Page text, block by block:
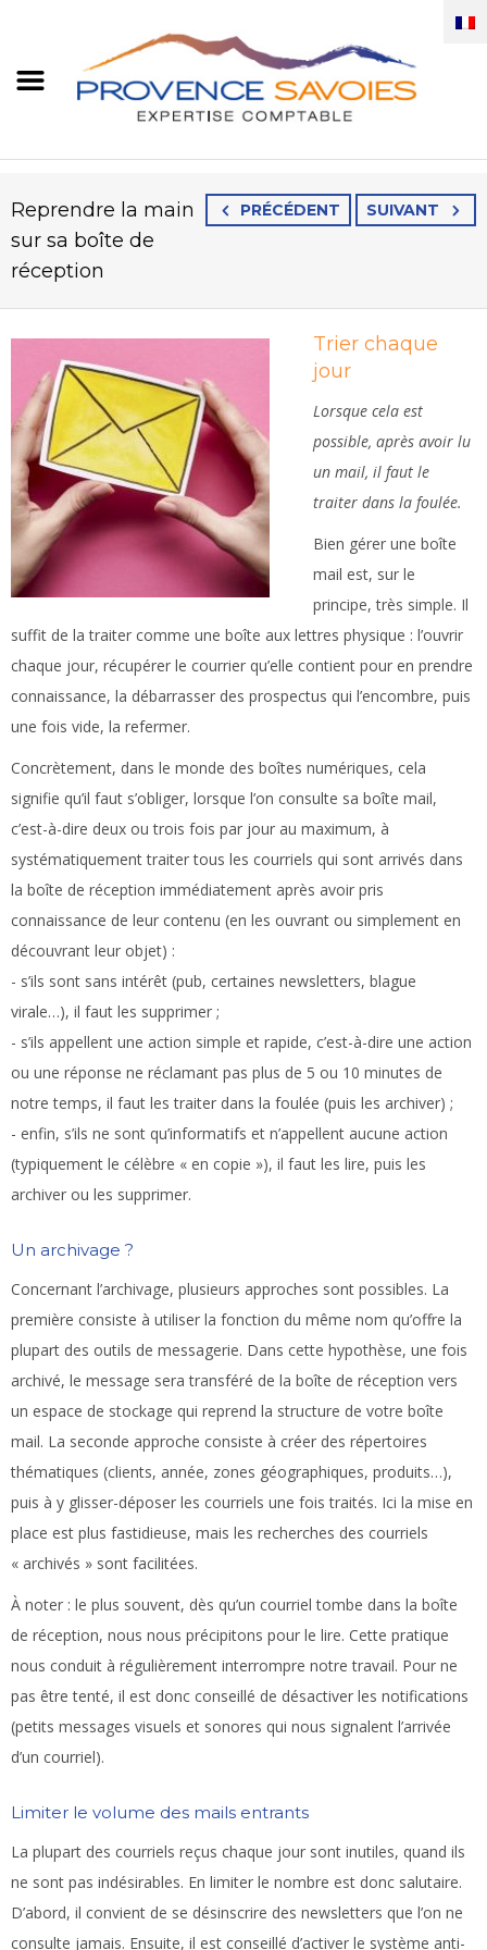
PRÉCÉDENT SUIVANT
Reprendre la main
sur sa boîte de
réception
Trier chaque
jour
Lorsque cela est
possible, après avoir lu
un mail, il faut le
traiter dans la foulée.
Bien gérer une boîte
mail est, sur le
principe, très simple. Il
suffit de la traiter comme une boîte aux lettres physique : l’ouvrir
chaque jour, récupérer le courrier qu’elle contient pour en prendre
connaissance, la débarrasser des prospectus qui l’encombre, puis
une fois vide, la refermer.
Concrètement, dans le monde des boîtes numériques, cela
signifie qu’il faut s’obliger, lorsque l’on consulte sa boîte mail,
c’est-à-dire deux ou trois fois par jour au maximum, à
systématiquement traiter tous les courriels qui sont arrivés dans
la boîte de réception immédiatement après avoir pris
connaissance de leur contenu (en les ouvrant ou simplement en
découvrant leur objet) :
- s’ils sont sans intérêt (pub, certaines newsletters, blague
virale…), il faut les supprimer ;
- s’ils appellent une action simple et rapide, c’est-à-dire une action
ou une réponse ne réclamant pas plus de 5 ou 10 minutes de
notre temps, il faut les traiter dans la foulée (puis les archiver) ;
- enfin, s’ils ne sont qu’informatifs et n’appellent aucune action
(typiquement le célèbre « en copie »), il faut les lire, puis les
archiver ou les supprimer.
Un archivage ?
Concernant l’archivage, plusieurs approches sont possibles. La
première consiste à utiliser la fonction du même nom qu’offre la
plupart des outils de messagerie. Dans cette hypothèse, une fois
archivé, le message sera transféré de la boîte de réception vers
un espace de stockage qui reprend la structure de votre boîte
mail. La seconde approche consiste à créer des répertoires
thématiques (clients, année, zones géographiques, produits…),
puis à y glisser-déposer les courriels une fois traités. Ici la mise en
place est plus fastidieuse, mais les recherches des courriels
« archivés » sont facilitées.
À noter : le plus souvent, dès qu’un courriel tombe dans la boîte
de réception, nous nous précipitons pour le lire. Cette pratique
nous conduit à régulièrement interrompre notre travail. Pour ne
pas être tenté, il est donc conseillé de désactiver les notifications
(petits messages visuels et sonores qui nous signalent l’arrivée
d’un courriel).
Limiter le volume des mails entrants
La plupart des courriels reçus chaque jour sont inutiles, quand ils
ne sont pas indésirables. En limiter le nombre est donc salutaire.
D’abord, il convient de se désinscrire des newsletters que l’on ne
consulte jamais. Ensuite, il est conseillé d’activer le système anti-